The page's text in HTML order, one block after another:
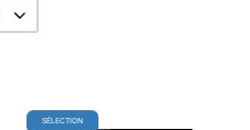
Add to Wishlist
SÉLECTION